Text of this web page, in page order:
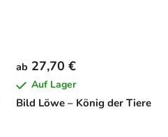
Bild Löwe – König der Tiere
ab 27,70 €
Auf Lager